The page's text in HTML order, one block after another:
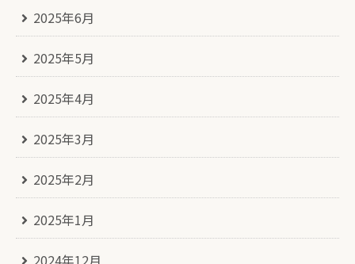
2025年6月
2025年5月
2025年4月
2025年3月
2025年2月
2025年1月
2024年12月